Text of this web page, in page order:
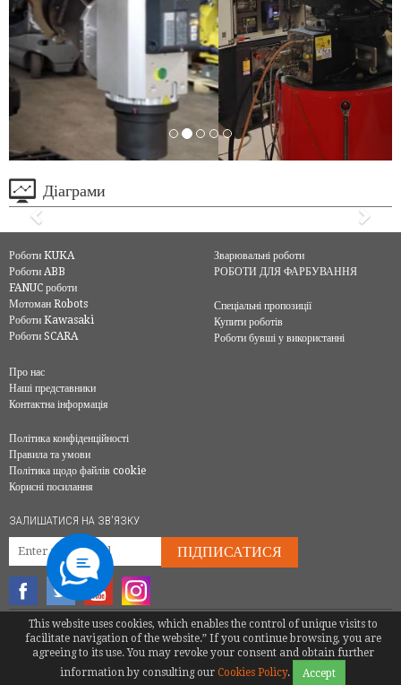
Діаграми
Роботи KUKA
Роботи ABB
FANUC роботи
Мотоман Robots
Роботи Kawasaki
Роботи SCARA
Зварювальні роботи
РОБОТИ ДЛЯ ФАРБУВАННЯ
Спеціальні пропозиції
Купити роботів
Роботи бувші у використанні
Про нас
Наші представники
Контактна інформація
Політика конфіденційності
Правила та умови
Політика щодо файлів cookie
Корисні посилання
ЗАЛИШАТИСЯ НА ЗВ'ЯЗКУ
ПІДПИСАТИСЯ
© COPYRIGHT 2016 - EUROBOTS | ВСІ ПРАВА ЗАХИЩЕНІ
TEL. +38 067 37-37-37-4|ALEXKOZUSEV@EUROBOTS.NET
This website uses cookies, which enables the control of unique visits to
facilitate navigation of the website.” If you continue browsing, you are
agreeing to its use. You may revoke your consent and obtain further
information by consulting our Cookies Policy. Accept